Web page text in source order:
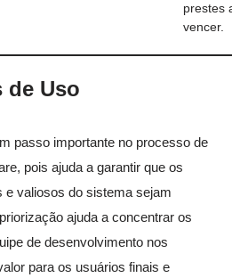
prestes
vencer.
de Uso
passo importante no processo de
pois ajuda a garantir que os
valiosos do sistema sejam
ajuda a concentrar os
de desenvolvimento nos
para os usuários finais e